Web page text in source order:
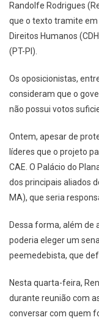
Randolfe Rodrigues
que o texto tramite em
Direitos Humanos
(PT-PI).
Os oposicionistas,
consideram que o
não possui votos
Ontem, apesar de
líderes que o projeto
CAE. O Palácio do
dos principais aliados
MA), que seria
Dessa forma, além de
poderia eleger um
peemedebista, que
Nesta quarta-feira,
durante reunião com
conversar com quem